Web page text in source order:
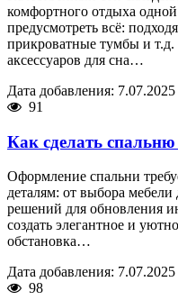
комфортного отдыха
предусмотреть всё:
прикроватные тумбы и т.д.
аксессуаров для сна…
Дата добавления: 7.07.2025
91
Как сделать
Оформление спальни
деталям: от выбора
решений для обновления
создать элегантное и
обстановка…
Дата добавления: 7.07.2025
98